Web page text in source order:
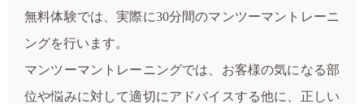
無料体験では、実際に30分間のマンツーマントレーニ
ングを行います。
マンツーマントレーニングでは、お客様の気になる部
位や悩みに対して適切にアドバイスする他に、正しい